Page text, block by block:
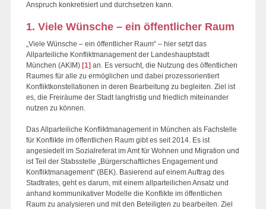
Anspruch konkretisiert und durchsetzen kann.
1. Viele Wünsche – ein öffentlicher Raum
„Viele Wünsche – ein öffentlicher Raum“ – hier setzt das
Allparteiliche Konfliktmanagement der Landeshauptstadt
München (AKIM) [1] an. Es versucht, die Nutzung des öffentlichen
Raumes für alle zu ermöglichen und dabei prozessorientiert
Konfliktkonstellationen in deren Bearbeitung zu begleiten. Ziel ist
es, die Freiräume der Stadt langfristig und friedlich miteinander
nutzen zu können.
Das Allparteiliche Konfliktmanagement in München als Fachstelle
für Konflikte im öffentlichen Raum gibt es seit 2014. Es ist
angesiedelt im Sozialreferat im Amt für Wohnen und Migration und
ist Teil der Stabsstelle „Bürgerschaftliches Engagement und
Konfliktmanagement“ (BEK). Basierend auf einem Auftrag des
Stadtrates, geht es darum, mit einem allparteilichen Ansatz und
anhand kommunikativer Modelle die Konflikte im öffentlichen
Raum zu analysieren und mit den Beteiligten zu bearbeiten. Ziel